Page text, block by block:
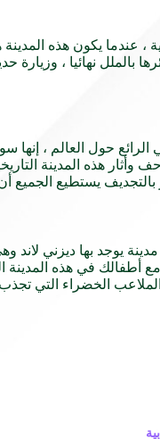
، عندما يكون هذه
بالملل نهائيا ،
الرائع حول
وأثار هذه المدينة
يستطيع الجميع أن
مدينة يوجد بها ديزني
في هذه المدينة
الخضراء التي تجذب